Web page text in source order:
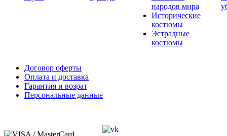
народов мира
Исторические
костюмы
Эстрадные
костюмы
Договор оферты
Оплата и доставка
Гарантия и возрат
Персональные данные